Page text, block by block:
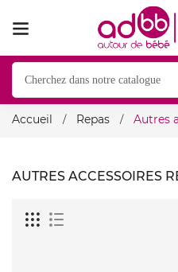
Accueil Repas Autres
AUTRES ACCESSOIRES